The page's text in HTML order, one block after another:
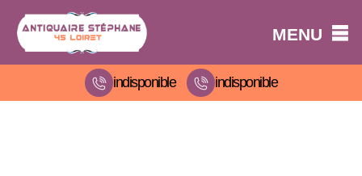
MENU
indisponible indisponible